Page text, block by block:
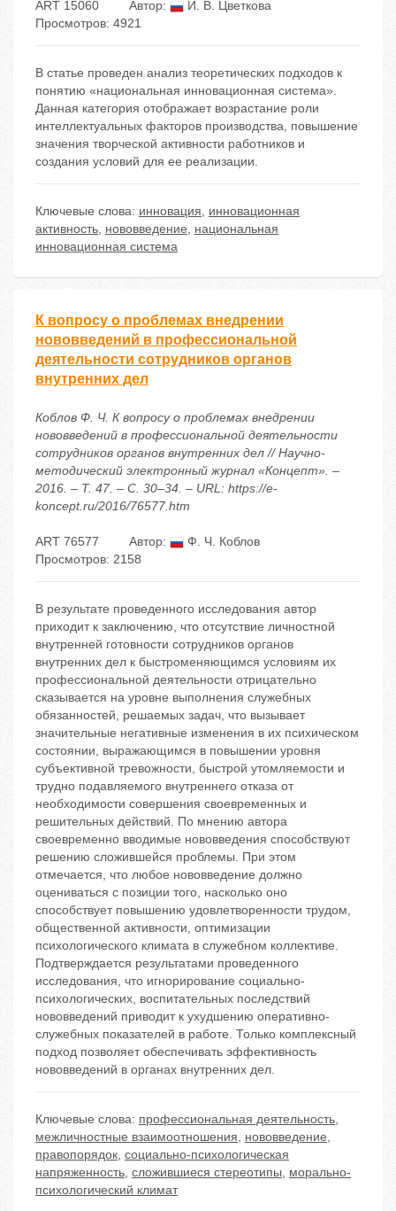
ART 15060 Автор:
И. В. Цветкова
Просмотров: 4921
В статье проведен анализ теоретических подходов к
понятию «национальная инновационная система».
Данная категория отображает возрастание роли
интеллектуальных факторов производства, повышение
значения творческой активности работников и
создания условий для ее реализации.
Ключевые слова: инновация, инновационная
активность, нововведение, национальная
инновационная система
К вопросу о проблемах внедрении
нововведений в профессиональной
деятельности сотрудников органов
внутренних дел
Коблов Ф. Ч. К вопросу о проблемах внедрении
нововведений в профессиональной деятельности
сотрудников органов внутренних дел // Научно-
методический электронный журнал «Концепт». –
2016. – Т. 47. – С. 30–34. – URL: https://e-
koncept.ru/2016/76577.htm
ART 76577 Автор:
Ф. Ч. Коблов
Просмотров: 2158
В результате проведенного исследования автор
приходит к заключению, что отсутствие личностной
внутренней готовности сотрудников органов
внутренних дел к быстроменяющимся условиям их
профессиональной деятельности отрицательно
сказывается на уровне выполнения служебных
обязанностей, решаемых задач, что вызывает
значительные негативные изменения в их психическом
состоянии, выражающимся в повышении уровня
субъективной тревожности, быстрой утомляемости и
трудно подавляемого внутреннего отказа от
необходимости совершения своевременных и
решительных действий. По мнению автора
своевременно вводимые нововведения способствуют
решению сложившейся проблемы. При этом
отмечается, что любое нововведение должно
оцениваться с позиции того, насколько оно
способствует повышению удовлетворенности трудом,
общественной активности, оптимизации
психологического климата в служебном коллективе.
Подтверждается результатами проведенного
исследования, что игнорирование социально-
психологических, воспитательных последствий
нововведений приводит к ухудшению оперативно-
служебных показателей в работе. Только комплексный
подход позволяет обеспечивать эффективность
нововведений в органах внутренних дел.
Ключевые слова: профессиональная деятельность,
межличностные взаимоотношения, нововведение,
правопорядок, социально-психологическая
напряженность, сложившиеся стереотипы, морально-
психологический климат